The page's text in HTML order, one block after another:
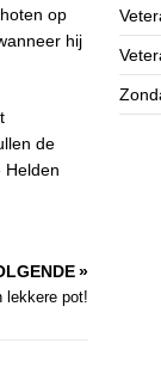
op
hij
de
Helden
»
lekkere pot!